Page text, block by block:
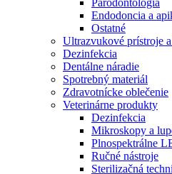
Endodoncia a
Ostatné
Ultrazvukové prístroje
Dezinfekcia
Dentálne náradie
Spotrebný materiál
Zdravotnícke oblečenie
Veterinárne produkty
Dezinfekcia
Mikroskopy a
Plnospektrálne
Ručné nástroje
Sterilizačná